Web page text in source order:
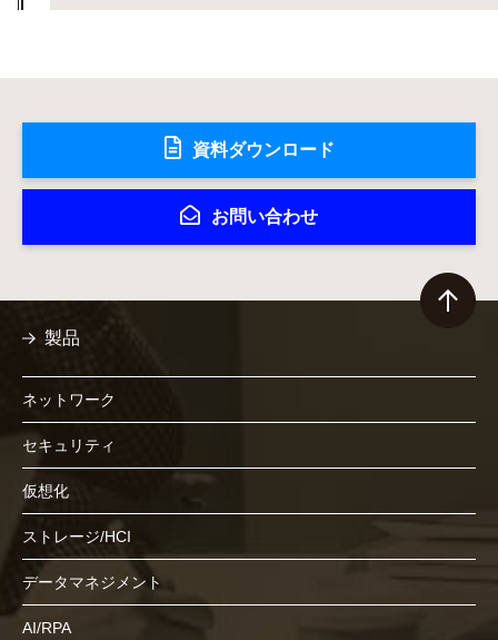
資料ダウンロード
お問い合わせ
製品
ネットワーク
セキュリティ
仮想化
ストレージ/HCI
データマネジメント
AI/RPA